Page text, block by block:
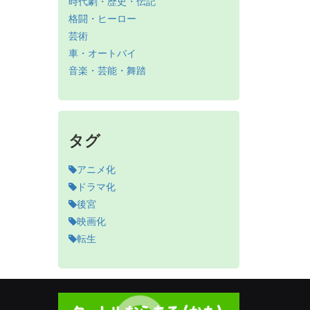
格闘・ヒーロー
芸術
車・オートバイ
音楽・芸能・舞踏
タグ
アニメ化
ドラマ化
後宮
映画化
転生